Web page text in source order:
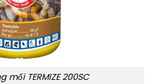
mối TERMIZE 200SC